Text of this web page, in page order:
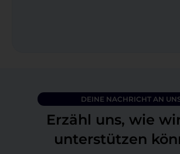
DEINE NACHRICHT AN
Erzähl uns, wie
unterstützen